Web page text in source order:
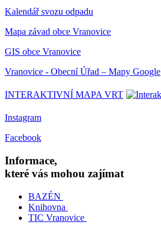
Kalendář svozu odpadu
Mapa závad obce Vranovice
GIS obce Vranovice
Vranovice - Obecní Úřad – Mapy Google
INTERAKTIVNÍ MAPA VRT
Instagram
Facebook
Informace,
které vás mohou zajímat
BAZÉN
Knihovna
TIC Vranovice